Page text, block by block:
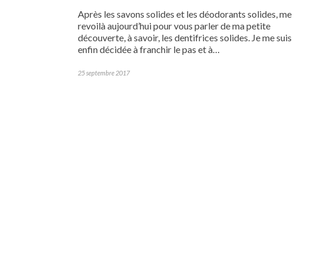
Après les savons solides et les déodorants solides, me
revoilà aujourd’hui pour vous parler de ma petite
découverte, à savoir, les dentifrices solides. Je me suis
enfin décidée à franchir le pas et à…
25 septembre 2017